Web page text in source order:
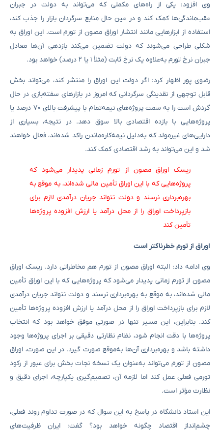
وی افزود: یکی از راه‌های مکملی که می‌تواند به دولت در جبران
عقب‌ماندگی‌ها کمک کند و در عین حال منابع سرگردان بازار را جذب کند،
استفاده از ابزارهایی مانند انتشار اوراق مصون از تورم است. این اوراق به
شکلی طراحی می‌شوند که دولت تضمین می‌کند بازدهی آن‌ها معادل
جبران نرخ تورم به‌علاوه یک نرخ ثابت (مثلاً ۱ یا ۲ درصد) خواهد بود.
رضوی پور اظهار کرد: اگر دولت این اوراق را منتشر کند، می‌تواند بخش
قابل توجهی از نقدینگی سرگردانی که امروز در بازارهای سفته‌بازی در حال
گردش است را به سمت پروژه‌های نیمه‌تمام با پیشرفت بالای ۷۰ درصد یا
پروژه‌هایی با بازده اقتصادی بالا سوق دهد. در نتیجه، بسیاری از
دارایی‌های غیرمولد که به‌دلیل نیمه‌کاره‌ماندن راکد شده‌اند، فعال خواهند
شد و این می‌تواند به رشد اقتصادی کمک کند.
ریسک اوراق مصون از تورم زمانی پدیدار می‌شود که
پروژه‌هایی که با این اوراق تأمین مالی شده‌اند، به موقع به
بهره‌برداری نرسند و دولت نتواند جریان درآمدی لازم برای
بازپرداخت اوراق را از محل درآمد یا ارزش افزوده پروژه‌ها
تأمین کند
اوراق از تورم خطرناکتر است
وی ادامه داد: البته اوراق مصون از تورم هم مخاطراتی دارد. ریسک اوراق
مصون از تورم زمانی پدیدار می‌شود که پروژه‌هایی که با این اوراق تأمین
مالی شده‌اند، به موقع به بهره‌برداری نرسند و دولت نتواند جریان درآمدی
لازم برای بازپرداخت اوراق را از محل درآمد یا ارزش افزوده پروژه‌ها تأمین
کند. بنابراین، این مسیر تنها در صورتی موفق خواهد بود که انتخاب
پروژه‌ها با دقت انجام شود، نظام نظارتی دقیقی بر اجرای پروژه‌ها وجود
داشته باشد و بهره‌برداری آن‌ها به‌موقع صورت گیرد. در این صورت، اوراق
مصون از تورم می‌تواند به‌عنوان یک نسخه نجات بخش برای عبور از رکود
تورمی فعلی عمل کند اما لازمه آن، تصمیم‌گیری یکپارچه، اجرای دقیق و
نظارت مؤثر است.
این استاد دانشگاه در پاسخ به این سوال که در صورت تداوم روند فعلی،
چشم‌انداز اقتصاد چگونه خواهد بود؟ گفت: ایران ظرفیت‌های